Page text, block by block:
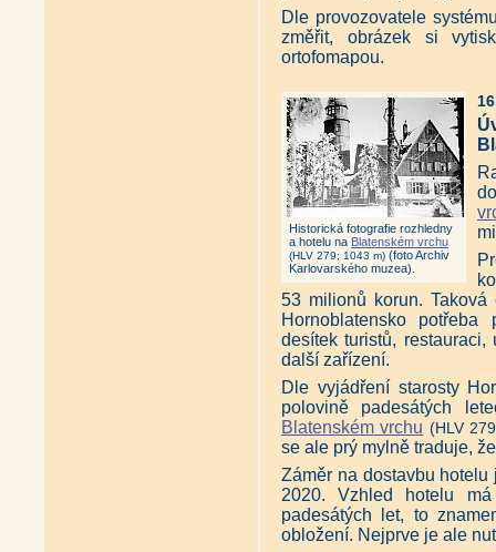
Dle provozovatele
změřit, obrázek si
ortofomapou.
Historická fotografie rozhledny
a hotelu na Blatenském vrchu
(HLV 279; 1043 m) (foto Archiv
Karlovarského muzea).
53 milionů korun.
Hornoblatensko
desítek turistů,
další zařízení.
Dle vyjádření starosty
polovině padesátých
Blatenském vrchu (HLV
se ale prý mylně traduje,
Záměr na dostavbu
2020. Vzhled hotelu
padesátých let, to
obložení. Nejprve je ale